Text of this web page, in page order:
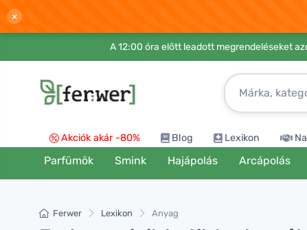
×
A 12:00 óra előtt leadott megrendeléseket
Akciók akár -80% Blog Lexikon
Parfümök Smink Hajápolás Arcápolás
Ferwer Lexikon Anyag